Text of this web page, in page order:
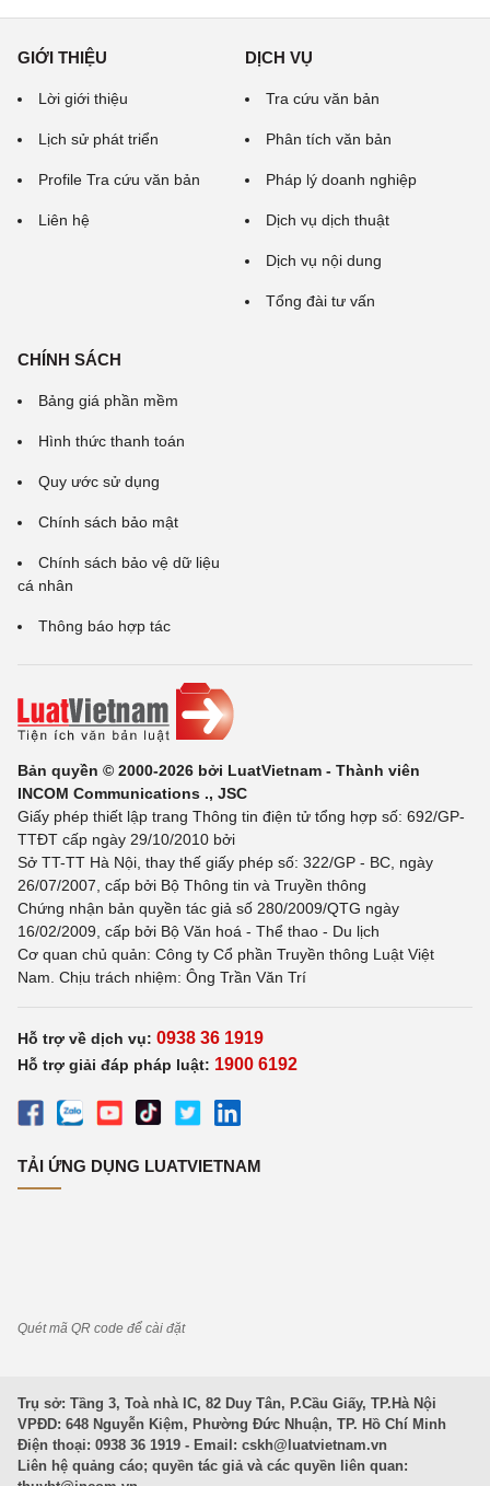
GIỚI THIỆU
Lời giới thiệu
Lịch sử phát triển
Profile Tra cứu văn bản
Liên hệ
DỊCH VỤ
Tra cứu văn bản
Phân tích văn bản
Pháp lý doanh nghiệp
Dịch vụ dịch thuật
Dịch vụ nội dung
Tổng đài tư vấn
CHÍNH SÁCH
Bảng giá phần mềm
Hình thức thanh toán
Quy ước sử dụng
Chính sách bảo mật
Chính sách bảo vệ dữ liệu
cá nhân
Thông báo hợp tác
Bản quyền © 2000-2026 bởi LuatVietnam - Thành viên
INCOM Communications ., JSC
Giấy phép thiết lập trang Thông tin điện tử tổng hợp số: 692/GP-
TTĐT cấp ngày 29/10/2010 bởi
Sở TT-TT Hà Nội, thay thế giấy phép số: 322/GP - BC, ngày
26/07/2007, cấp bởi Bộ Thông tin và Truyền thông
Chứng nhận bản quyền tác giả số 280/2009/QTG ngày
16/02/2009, cấp bởi Bộ Văn hoá - Thể thao - Du lịch
Cơ quan chủ quản: Công ty Cổ phần Truyền thông Luật Việt
Nam. Chịu trách nhiệm: Ông Trần Văn Trí
Hỗ trợ về dịch vụ: 0938 36 1919
Hỗ trợ giải đáp pháp luật: 1900 6192
TẢI ỨNG DỤNG LUATVIETNAM
Quét mã QR code để cài đặt
Trụ sở: Tầng 3, Toà nhà IC, 82 Duy Tân, P.Cầu Giấy, TP.Hà Nội
VPĐD: 648 Nguyễn Kiệm, Phường Đức Nhuận, TP. Hồ Chí Minh
Điện thoại: 0938 36 1919 - Email: cskh@luatvietnam.vn
Liên hệ quảng cáo; quyền tác giả và các quyền liên quan: